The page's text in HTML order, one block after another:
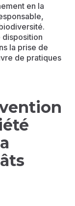
en la
disposition
la prise de
de pratiques